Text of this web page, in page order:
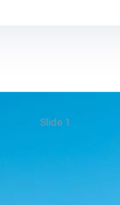
Slide 1